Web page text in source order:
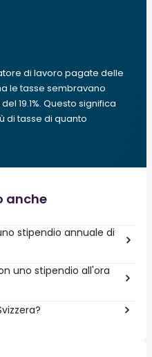
di lavoro pagate delle
le tasse sembravano
19.1%. Questo significa
di tasse di quanto
anche
stipendio annuale di
uno stipendio all'ora